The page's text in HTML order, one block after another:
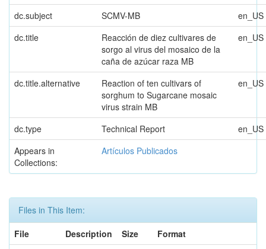
dc.subject
SCMV-MB
en_US
dc.title
Reacción de diez cultivares de
sorgo al virus del mosaico de la
caña de azúcar raza MB
en_US
dc.title.alternative
Reaction of ten cultivars of
sorghum to Sugarcane mosaic
virus strain MB
en_US
dc.type Technical Report
en_US
Appears in
Collections:
Artículos Publicados
Files in This Item:
File
Description Size
Format